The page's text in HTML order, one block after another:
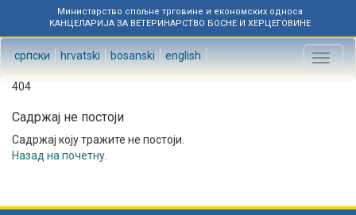
Министарство спољне трговине и економских односа
КАНЦЕЛАРИЈА ЗА ВЕТЕРИНАРСТВО БОСНЕ И ХЕРЦЕГОВИНЕ
српски hrvatski bosanski english
Toggle
404
Садржај не постоји
Садржај коју тражите не постоји.
Назад на почетну